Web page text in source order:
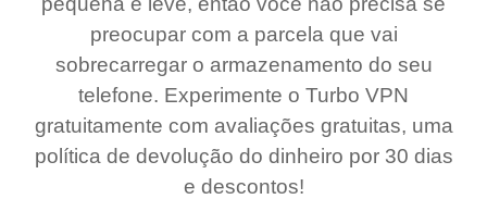
preocupar com a parcela que vai
sobrecarregar o armazenamento do seu
telefone. Experimente o Turbo VPN
gratuitamente com avaliações gratuitas, uma
política de devolução do dinheiro por 30 dias
e descontos!